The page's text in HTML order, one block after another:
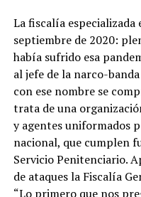
La fiscalía especializada
septiembre de 2020:
había sufrido esa
al jefe de la narco-
con ese nombre se
trata de una
y agentes uniformados
nacional, que cumplen
Servicio Penitenciario.
de ataques la Fiscalía
“Lo primero que nos